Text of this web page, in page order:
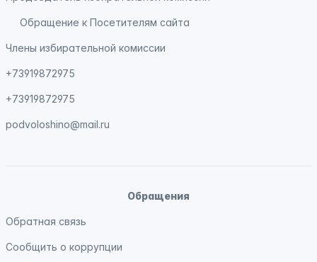
Обращение к Посетителям сайта
Члены избирательной комиссии
+73919872975
+73919872975
podvoloshino@mail.ru
Обращения
Обратная связь
Сообщить о коррупции